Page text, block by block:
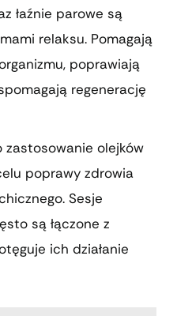
łaźnie parowe są
relaksu. Pomagają
poprawiają
regenerację
zastosowanie olejków
poprawy zdrowia
Sesje
są łączone z
ich działanie